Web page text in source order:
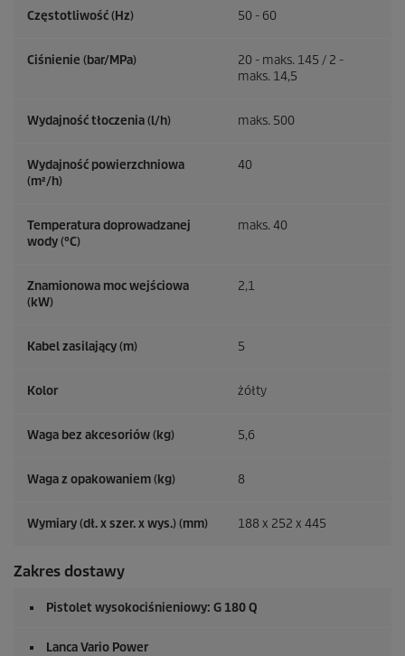
Częstotliwość (Hz) 50 - 60
Ciśnienie (bar/MPa)
20 - maks. 145 / 2 -
maks. 14,5
Wydajność tłoczenia (l/h) maks. 500
Wydajność powierzchniowa
(m²/h)
40
Temperatura doprowadzanej
wody (°C)
maks. 40
Znamionowa moc wejściowa
(kW)
2,1
Kabel zasilający (m) 5
Kolor żółty
Waga bez akcesoriów (kg) 5,6
Waga z opakowaniem (kg) 8
Wymiary (dł. x szer. x wys.) (mm) 188 x 252 x 445
Zakres dostawy
Pistolet wysokociśnieniowy: G 180 Q
Lanca Vario Power